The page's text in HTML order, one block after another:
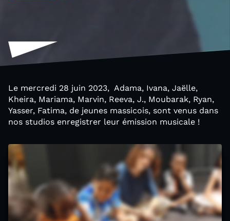
Le mercredi 28 juin 2023, Adama, Ivana, Jaëlle,
Kheira, Mariama, Marvin, Reeva, J., Moubarak, Ryan,
Yasser, Fatima, de jeunes massicois, sont venus dans
nos studios enregistrer leur émission musicale !